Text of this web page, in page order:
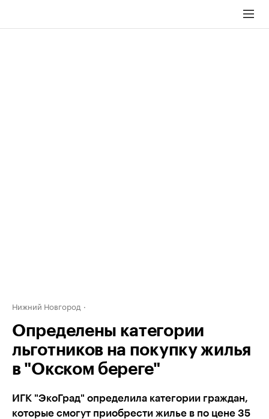
Нижний Новгород
Определены категории
льготников на покупку жилья
в "Окском береге"
ИГК "ЭкоГрад" определила категории граждан,
которые смогут приобрести жилье в по цене 35